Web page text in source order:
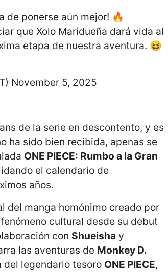
de ponerse aún mejor! 🔥
que Xolo Maridueña dará vida al
etapa de nuestra aventura. 😆
November 5, 2025
de la serie en descontento, y es
ha sido bien recibida, apenas se
ONE PIECE: Rumbo a la Gran
el calendario de
años.
del manga homónimo creado por
cultural desde su debut
con Shueisha y
las aventuras de Monkey D.
del legendario tesoro ONE PIECE,